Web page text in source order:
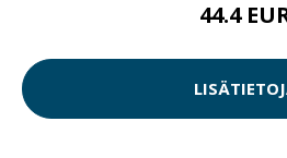
44.4